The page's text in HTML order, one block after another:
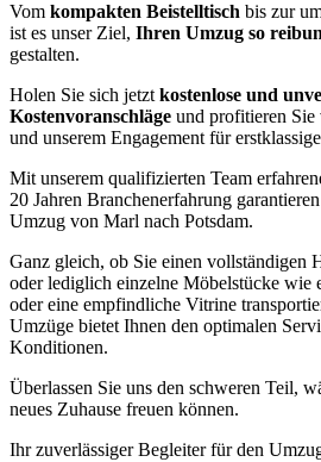
Vom kompakten Beistelltisch bis zur
ist es unser Ziel, Ihren Umzug so
gestalten.
Holen Sie sich jetzt kostenlose und
Kostenvoranschläge und profitieren Sie
und unserem Engagement für
Mit unserem qualifizierten Team
20 Jahren Branchenerfahrung
Umzug von Marl nach Potsdam.
Ganz gleich, ob Sie einen vollständigen
oder lediglich einzelne Möbelstücke wie
oder eine empfindliche Vitrine
Umzüge bietet Ihnen den optimalen
Konditionen.
Überlassen Sie uns den schweren Teil,
neues Zuhause freuen können.
Ihr zuverlässiger Begleiter für den